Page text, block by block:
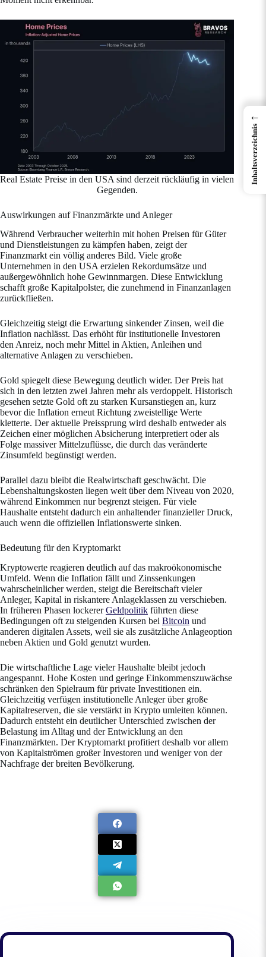
Real Estate Preise in den USA sind derzeit rückläufig in vielen
Gegenden.
Auswirkungen auf Finanzmärkte und Anleger
Während Verbraucher weiterhin mit hohen Preisen für Güter
und Dienstleistungen zu kämpfen haben, zeigt der
Finanzmarkt ein völlig anderes Bild. Viele große
Unternehmen in den USA erzielen Rekordumsätze und
außergewöhnlich hohe Gewinnmargen. Diese Entwicklung
schafft große Kapitalpolster, die zunehmend in Finanzanlagen
zurückfließen.
Gleichzeitig steigt die Erwartung sinkender Zinsen, weil die
Inflation nachlässt. Das erhöht für institutionelle Investoren
den Anreiz, noch mehr Mittel in Aktien, Anleihen und
alternative Anlagen zu verschieben.
Gold spiegelt diese Bewegung deutlich wider. Der Preis hat
sich in den letzten zwei Jahren mehr als verdoppelt. Historisch
gesehen setzte Gold oft zu starken Kursanstiegen an, kurz
bevor die Inflation erneut Richtung zweistellige Werte
kletterte. Der aktuelle Preissprung wird deshalb entweder als
Zeichen einer möglichen Absicherung interpretiert oder als
Folge massiver Mittelzuflüsse, die durch das veränderte
Zinsumfeld begünstigt werden.
Parallel dazu bleibt die Realwirtschaft geschwächt. Die
Lebenshaltungskosten liegen weit über dem Niveau von 2020,
während Einkommen nur begrenzt steigen. Für viele
Haushalte entsteht dadurch ein anhaltender finanzieller Druck,
auch wenn die offiziellen Inflationswerte sinken.
Bedeutung für den Kryptomarkt
Kryptowerte reagieren deutlich auf das makroökonomische
Umfeld. Wenn die Inflation fällt und Zinssenkungen
wahrscheinlicher werden, steigt die Bereitschaft vieler
Anleger, Kapital in riskantere Anlageklassen zu verschieben.
In früheren Phasen lockererGeldpolitik führten diese
Bedingungen oft zu steigenden Kursen bei Bitcoin und
anderen digitalen Assets, weil sie als zusätzliche Anlageoption
neben Aktien und Gold genutzt wurden.
Die wirtschaftliche Lage vieler Haushalte bleibt jedoch
angespannt. Hohe Kosten und geringe Einkommenszuwächse
schränken den Spielraum für private Investitionen ein.
Gleichzeitig verfügen institutionelle Anleger über große
Kapitalreserven, die sie verstärkt in Krypto umleiten können.
Dadurch entsteht ein deutlicher Unterschied zwischen der
Belastung im Alltag und der Entwicklung an den
Finanzmärkten. Der Kryptomarkt profitiert deshalb vor allem
von Kapitalströmen großer Investoren und weniger von der
Nachfrage der breiten Bevölkerung.
←
Inhaltsverzeichnis